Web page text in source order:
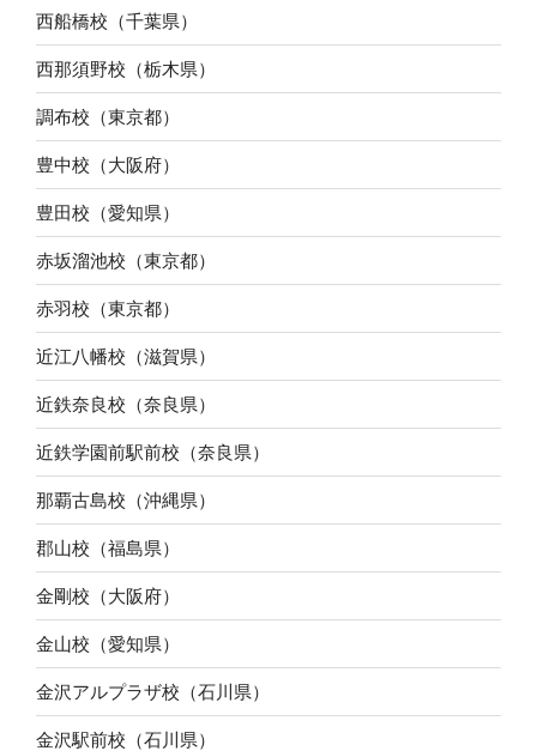
西船橋校（千葉県）
西那須野校（栃木県）
調布校（東京都）
豊中校（大阪府）
豊田校（愛知県）
赤坂溜池校（東京都）
赤羽校（東京都）
近江八幡校（滋賀県）
近鉄奈良校（奈良県）
近鉄学園前駅前校（奈良県）
那覇古島校（沖縄県）
郡山校（福島県）
金剛校（大阪府）
金山校（愛知県）
金沢アルプラザ校（石川県）
金沢駅前校（石川県）